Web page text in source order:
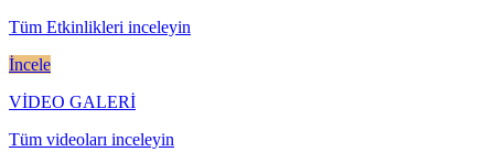
Tüm Etkinlikleri inceleyin
İncele
VİDEO GALERİ
Tüm videoları inceleyin